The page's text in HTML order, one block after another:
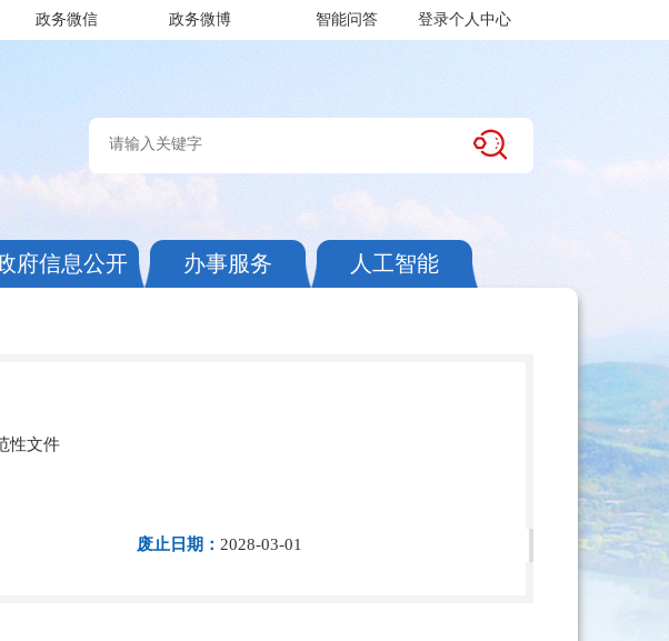
政务微信 政务微博 智能问答 登录个人中心
府信息公开 办事服务 人工智能
性文件
废止日期： 2028-03-01